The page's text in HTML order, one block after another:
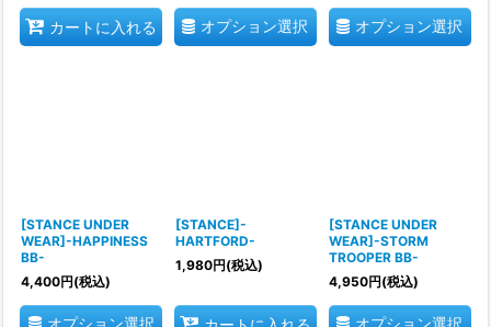
カートに入れる オプション選択 オプション選択
[STANCE UNDER
WEAR]-HAPPINESS
BB-
4,400円(税込)
[STANCE]-
HARTFORD-
1,980円(税込)
[STANCE UNDER
WEAR]-STORM
TROOPER BB-
4,950円(税込)